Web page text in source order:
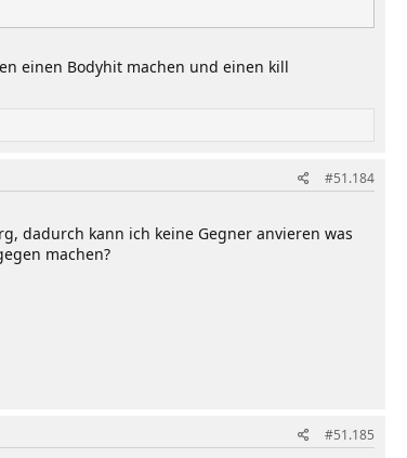
einen Bodyhit machen und einen kill
#51.184
dadurch kann ich keine Gegner anvieren was
machen?
#51.185